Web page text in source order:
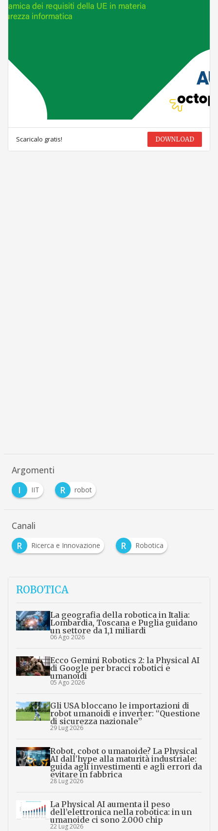
Scaricalo gratis! DOWNLOAD
Argomenti
I
IIT R robot
Canali
R
Ricerca e Innovazione R Robotica
ROBOTICA
La geografia della robotica in Italia:
Lombardia, Toscana e Puglia guidano
un settore da 1,1 miliardi
06 Ago 2026
Ecco Gemini Robotics 2: la Physical AI
di Google per bracci robotici e
umanoidi
05 Ago 2026
Gli USA bloccano le importazioni di
robot umanoidi e inverter: “Questione
di sicurezza nazionale”
29 Lug 2026
Robot, cobot o umanoide? La Physical
AI dall’hype alla maturità industriale:
guida agli investimenti e agli errori da
evitare in fabbrica
28 Lug 2026
La Physical AI aumenta il peso
dell’elettronica nella robotica: in un
umanoide ci sono 2.000 chip
22 Lug 2026